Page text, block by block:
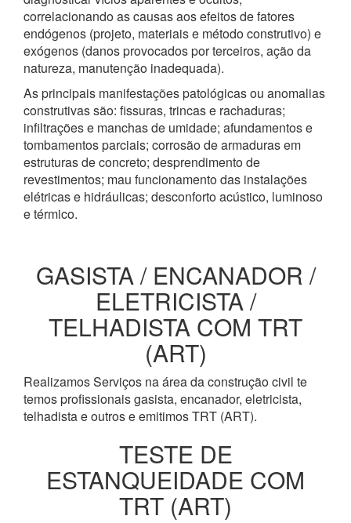
correlacionando as causas aos efeitos de fatores
endógenos (projeto, materiais e método construtivo) e
exógenos (danos provocados por terceiros, ação da
natureza, manutenção inadequada).
As principais manifestações patológicas ou anomalias
construtivas são: fissuras, trincas e rachaduras;
infiltrações e manchas de umidade; afundamentos e
tombamentos parciais; corrosão de armaduras em
estruturas de concreto; desprendimento de
revestimentos; mau funcionamento das instalações
elétricas e hidráulicas; desconforto acústico, luminoso
e térmico.
GASISTA / ENCANADOR /
ELETRICISTA /
TELHADISTA COM TRT
(ART)
Realizamos Serviços na área da construção civil te
temos profissionais gasista, encanador, eletricista,
telhadista e outros e emitimos TRT (ART).
TESTE DE
ESTANQUEIDADE COM
TRT (ART)